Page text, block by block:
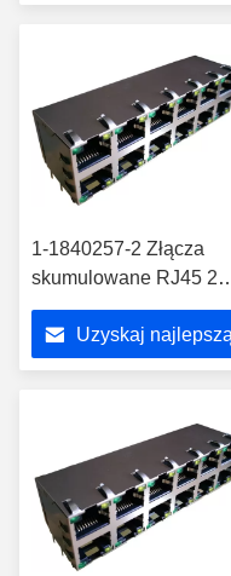
1-1840257-2 Złącza
skumulowane RJ45
Maglex Gigabit
Uziemienie TARCZA
1840257-3
Uzyskaj najlepszą